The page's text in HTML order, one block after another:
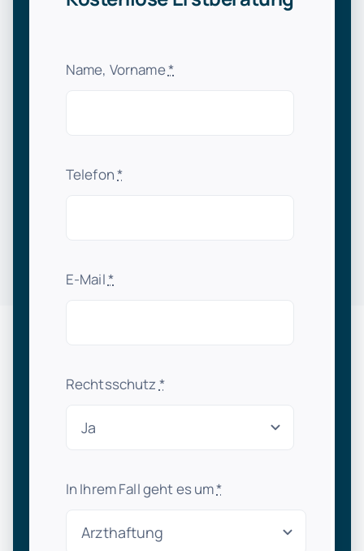
Name, Vorname*
Telefon*
E-Mail*
Rechtsschutz *
In Ihrem Fall geht es um*